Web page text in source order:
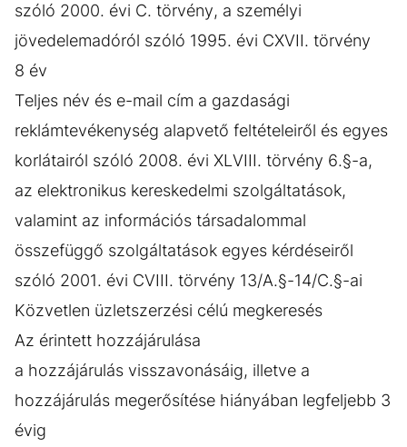
szóló 2000. évi C. törvény, a személyi
jövedelemadóról szóló 1995. évi CXVII. törvény
8 év
Teljes név és e-mail cím a gazdasági
reklámtevékenység alapvető feltételeiről és egyes
korlátairól szóló 2008. évi XLVIII. törvény 6.§-a,
az elektronikus kereskedelmi szolgáltatások,
valamint az információs társadalommal
összefüggő szolgáltatások egyes kérdéseiről
szóló 2001. évi CVIII. törvény 13/A.§-14/C.§-ai
Közvetlen üzletszerzési célú megkeresés
Az érintett hozzájárulása
a hozzájárulás visszavonásáig, illetve a
hozzájárulás megerősítése hiányában legfeljebb 3
évig